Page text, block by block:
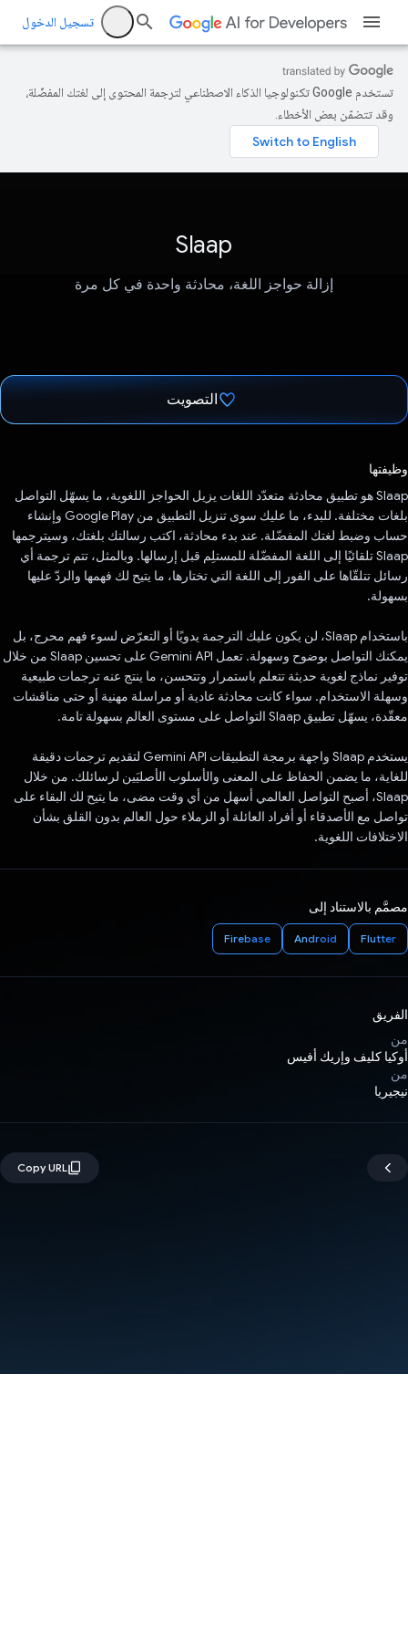
تسجيل الدخول
تستخدم Google تكنولوجيا الذكاء الاصطناعي لترجمة المحتوى إلى لغتك المفضّلة،
وقد تتضمّن بعض الأخطاء.
Slaap
إزالة حواجز اللغة، محادثة واحدة في كل مرة
التصويت
وظيفتها
Slaap هو تطبيق محادثة متعدّد اللغات يزيل الحواجز اللغوية، ما يسهّل التواصل
بلغات مختلفة. للبدء، ما عليك سوى تنزيل التطبيق من Google Play وإنشاء
حساب وضبط لغتك المفضّلة. عند بدء محادثة، اكتب رسالتك بلغتك، وسيترجمها
Slaap تلقائيًا إلى اللغة المفضّلة للمستلِم قبل إرسالها. وبالمثل، تتم ترجمة أي
رسائل تتلقّاها على الفور إلى اللغة التي تختارها، ما يتيح لك فهمها والردّ عليها
بسهولة.
باستخدام Slaap، لن يكون عليك الترجمة يدويًا أو التعرّض لسوء فهم محرج، بل
يمكنك التواصل بوضوح وسهولة. تعمل Gemini API على تحسين Slaap من خلال
توفير نماذج لغوية حديثة تتعلم باستمرار وتتحسن، ما ينتج عنه ترجمات طبيعية
وسهلة الاستخدام. سواء كانت محادثة عادية أو مراسلة مهنية أو حتى مناقشات
معقّدة، يسهّل تطبيق Slaap التواصل على مستوى العالم بسهولة تامة.
يستخدم Slaap واجهة برمجة التطبيقات Gemini API لتقديم ترجمات دقيقة
للغاية، ما يضمن الحفاظ على المعنى والأسلوب الأصليَين لرسائلك. من خلال
Slaap، أصبح التواصل العالمي أسهل من أي وقت مضى، ما يتيح لك البقاء على
تواصل مع الأصدقاء أو أفراد العائلة أو الزملاء حول العالم بدون القلق بشأن
الاختلافات اللغوية.
مصمَّم بالاستناد إلى
Flutter
Android
Firebase
الفريق
من
أوكيا كليف وإريك أفيس
من
نيجيريا